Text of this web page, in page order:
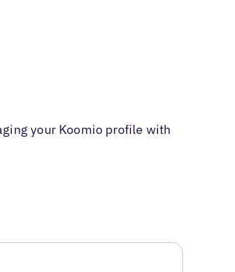
your Koomio profile with